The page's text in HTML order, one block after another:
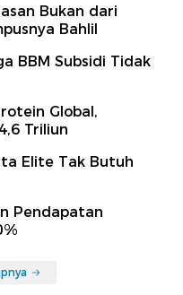
Bukan dari
Bahlil
BBM Subsidi Tidak
Global,
Triliun
Elite Tak Butuh
Pendapatan